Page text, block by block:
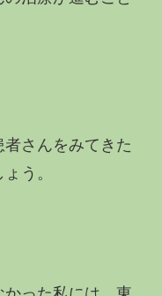
さんをみてきた
う。